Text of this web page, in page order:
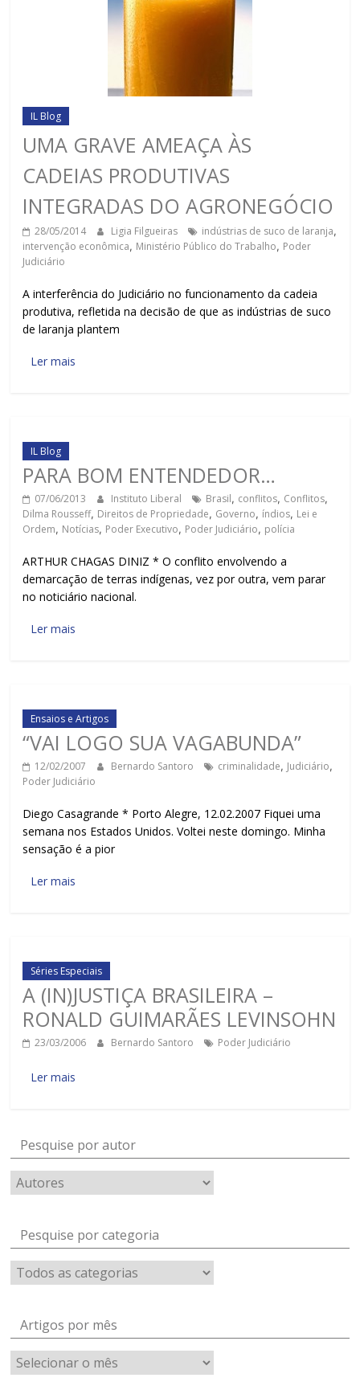
IL Blog
UMA GRAVE AMEAÇA ÀS
CADEIAS PRODUTIVAS
INTEGRADAS DO AGRONEGÓCIO
28/05/2014 Ligia Filgueiras indústrias de suco de laranja,
intervenção econômica, Ministério Público do Trabalho, Poder
Judiciário
A interferência do Judiciário no funcionamento da cadeia
produtiva, refletida na decisão de que as indústrias de suco
de laranja plantem
Ler mais
IL Blog
PARA BOM ENTENDEDOR…
07/06/2013 Instituto Liberal Brasil, conflitos, Conflitos,
Dilma Rousseff, Direitos de Propriedade, Governo, índios, Lei e
Ordem, Notícias, Poder Executivo, Poder Judiciário, polícia
ARTHUR CHAGAS DINIZ * O conflito envolvendo a
demarcação de terras indígenas, vez por outra, vem parar
no noticiário nacional.
Ler mais
Ensaios e Artigos
“VAI LOGO SUA VAGABUNDA”
12/02/2007 Bernardo Santoro criminalidade, Judiciário,
Poder Judiciário
Diego Casagrande * Porto Alegre, 12.02.2007 Fiquei uma
semana nos Estados Unidos. Voltei neste domingo. Minha
sensação é a pior
Ler mais
Séries Especiais
A (IN)JUSTIÇA BRASILEIRA –
RONALD GUIMARÃES LEVINSOHN
23/03/2006 Bernardo Santoro Poder Judiciário
Ler mais
Pesquise por autor
Pesquise por categoria
Artigos por mês
Artigos
por